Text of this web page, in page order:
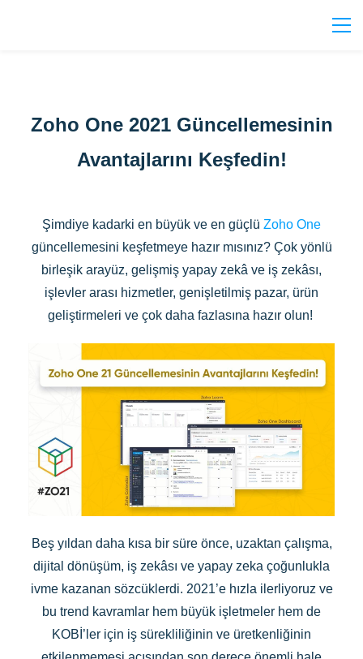
Zoho One 2021 Güncellemesinin
Avantajlarını Keşfedin!
Şimdiye kadarki en büyük ve en güçlü Zoho One
güncellemesini keşfetmeye hazır mısınız? Çok yönlü
birleşik arayüz, gelişmiş yapay zekâ ve iş zekâsı,
işlevler arası hizmetler, genişletilmiş pazar, ürün
geliştirmeleri ve çok daha fazlasına hazır olun!
Beş yıldan daha kısa bir süre önce, uzaktan çalışma,
dijital dönüşüm, iş zekâsı ve yapay zeka çoğunlukla
ivme kazanan sözcüklerdi. 2021’e hızla ilerliyoruz ve
bu trend kavramlar hem büyük işletmeler hem de
KOBİ’ler için iş sürekliliğinin ve üretkenliğinin